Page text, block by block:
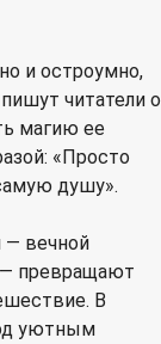
и остроумно,
читатели о
магию ее
«Просто
душу».
вечной
— превращают
В
уютным